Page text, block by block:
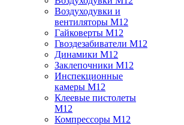
Воздуходувки и
вентиляторы M12
Гайковерты M12
Гвоздезабиватели M12
Динамики M12
Заклепочники M12
Инспекционные
камеры M12
Клеевые пистолеты
M12
Компрессоры M12